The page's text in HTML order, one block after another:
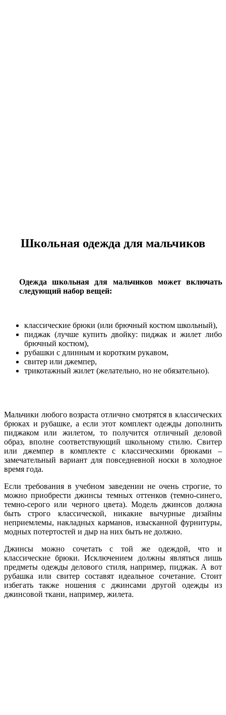
Школьная одежда для мальчиков
Одежда школьная для мальчиков может включать
следующий набор вещей:
классические брюки (или брючный костюм школьный),
пиджак (лучше купить двойку: пиджак и жилет либо
брючный костюм),
рубашки с длинным и коротким рукавом,
свитер или джемпер,
трикотажный жилет (желательно, но не обязательно).
Мальчики любого возраста отлично смотрятся в классических
брюках и рубашке, а если этот комплект одежды дополнить
пиджаком или жилетом, то получится отличный деловой
образ, вполне соответствующий школьному стилю. Свитер
или джемпер в комплекте с классическими брюками –
замечательный вариант для повседневной носки в холодное
время года.
Если требования в учебном заведении не очень строгие, то
можно приобрести джинсы темных оттенков (темно-синего,
темно-серого или черного цвета). Модель джинсов должна
быть строго классической, никакие вычурные дизайны
неприемлемы, накладных карманов, изысканной фурнитуры,
модных потертостей и дыр на них быть не должно.
Джинсы можно сочетать с той же одеждой, что и
классические брюки. Исключением должны являться лишь
предметы одежды делового стиля, например, пиджак. А вот
рубашка или свитер составят идеальное сочетание. Стоит
избегать также ношения с джинсами другой одежды из
джинсовой ткани, например, жилета.